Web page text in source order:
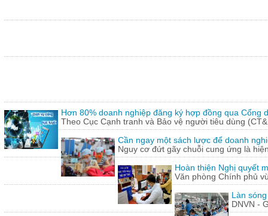
Hơn 80% doanh nghiệp đăng ký hợp đồng qua Cổng
Theo Cục Cạnh tranh và Bảo vệ người tiêu dùng
Cần ngay một sách lược để doanh
Nguy cơ đứt gãy chuỗi cung ứng là
Hoàn thiện Nghị quyết
Văn phòng Chính phủ
Làn
DNVN -